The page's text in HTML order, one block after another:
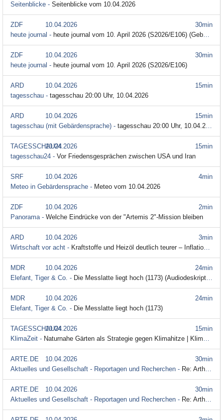
Seitenblicke - Seitenblicke vom 10.04.2026
30min
ZDF
10.04.2026
heute journal - heute journal vom 10. April 2026 (S2026/E106) (Gebärdensprache)
30min
ZDF
10.04.2026
heute journal - heute journal vom 10. April 2026 (S2026/E106)
15min
ARD
10.04.2026
tagesschau - tagesschau 20:00 Uhr, 10.04.2026
15min
ARD
10.04.2026
tagesschau (mit Gebärdensprache) - tagesschau 20:00 Uhr, 10.04.2026 (Gebärdensprache)
15min
TAGESSCHAU2410.04.2026
tagesschau24 - Vor Friedensgesprächen zwischen USA und Iran
4min
SRF
10.04.2026
Meteo in Gebärdensprache - Meteo vom 10.04.2026
2min
ZDF
10.04.2026
Panorama - Welche Eindrücke von der "Artemis 2"-Mission bleiben
3min
ARD
10.04.2026
Wirtschaft vor acht - Kraftstoffe und Heizöl deutlich teurer – Inflation zieht an
24min
MDR
10.04.2026
Elefant, Tiger & Co. - Die Messlatte liegt hoch (1173) (Audiodeskription)
24min
MDR
10.04.2026
Elefant, Tiger & Co. - Die Messlatte liegt hoch (1173)
15min
TAGESSCHAU2410.04.2026
KlimaZeit - Naturnahe Gärten als Strategie gegen Klimahitze | KlimaZeit vom 10.04.2026
30min
ARTE.DE
10.04.2026
Aktuelles und Gesellschaft - Reportagen und Recherchen - Re: Arthrose - Neue Hoffnung für das Knie
30min
ARTE.DE
10.04.2026
Aktuelles und Gesellschaft - Reportagen und Recherchen - Re: Arthrose - Neue Hoffnung für das Knie (mit Untertitel)